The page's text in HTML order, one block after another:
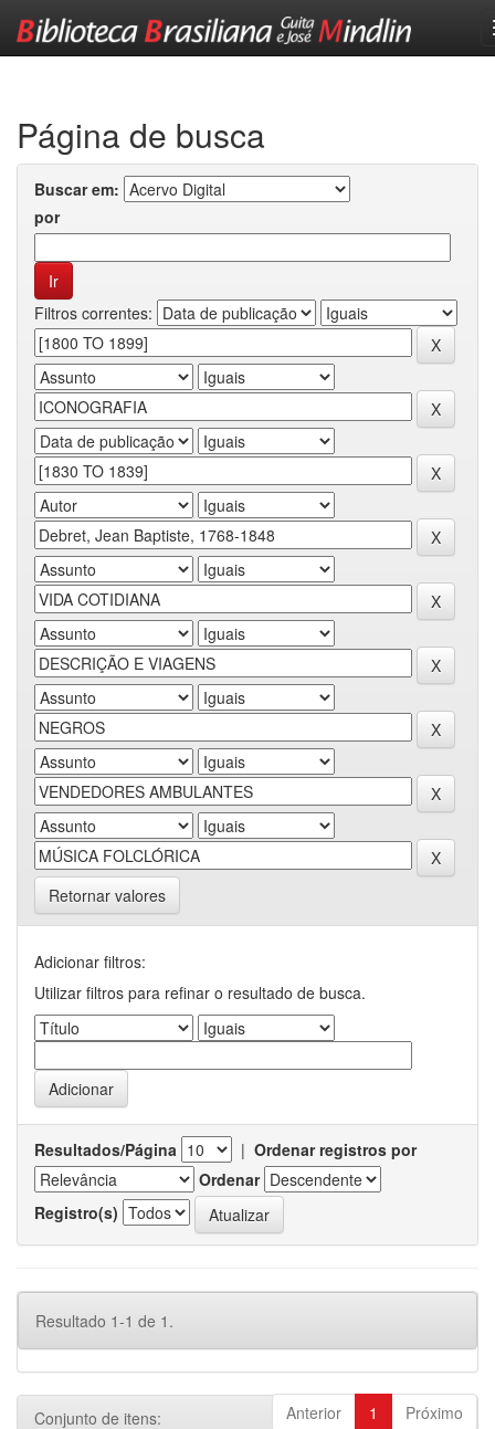
Página de busca
Buscar em:
por
Filtros correntes:
Retornar valores
Adicionar filtros:
Utilizar filtros para refinar o resultado de busca.
Resultados/Página | Ordenar registros por
Ordenar
Registro(s)
Resultado 1-1 de 1.
Anterior 1 Próximo
Conjunto de itens: